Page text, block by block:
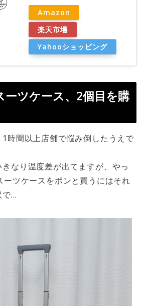
Amazon
楽天市場
Yahooショッピング
ーツケース、2個目を購
時間以上店舗で悩み倒したうえで
なり温度差が出てますが、やっ
ーツケースをポンと買うにはそれ
で…